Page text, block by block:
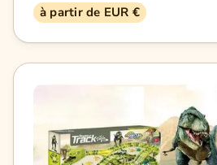
à partir de EUR €